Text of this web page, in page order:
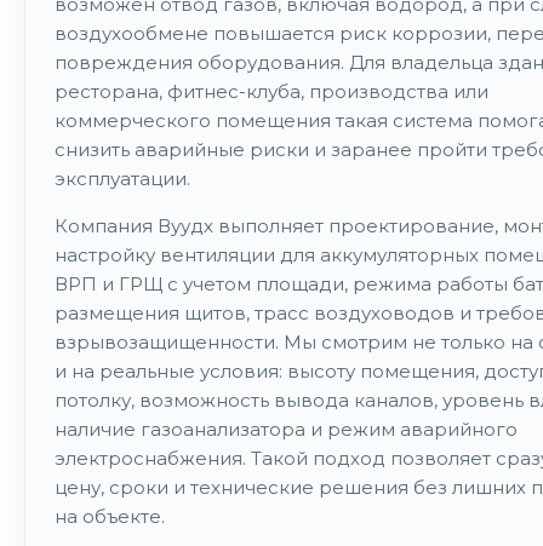
воздухообмене повышается риск коррозии,
повреждения оборудования. Для владельца
ресторана, фитнес-клуба, производства или
коммерческого помещения такая система
снизить аварийные риски и заранее пройти
эксплуатации.
Компания Вуудх выполняет проектирование,
настройку вентиляции для аккумуляторных
ВРП и ГРЩ с учетом площади, режима работы
размещения щитов, трасс воздуховодов и
взрывозащищенности. Мы смотрим не только на
и на реальные условия: высоту помещения,
потолку, возможность вывода каналов, уровень
наличие газоанализатора и режим аварийного
электроснабжения. Такой подход позволяет
цену, сроки и технические решения без лишних
на объекте.